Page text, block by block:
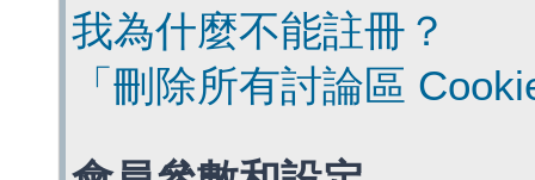
我為什麼不能註冊？
「刪除所有討論區